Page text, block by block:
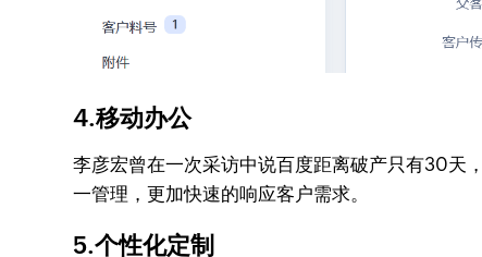
4.移动办公
李彦宏曾在一次采访中说百度距离破产只有30天
一管理，更加快速的响应客户需求。
5.个性化定制